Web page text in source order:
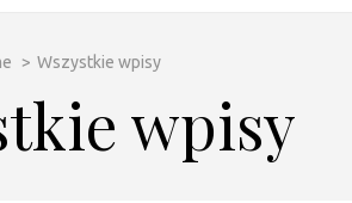
> Wszystkie wpisy
wpisy